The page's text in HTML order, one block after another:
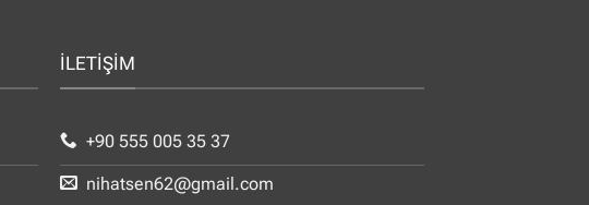
İLETİŞİM
+90 555 005 35 37
nihatsen62@gmail.com